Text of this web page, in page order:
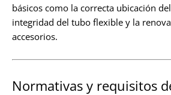
básicos como la correcta ubicación
integridad del tubo flexible y la
accesorios.
Normativas y requisitos